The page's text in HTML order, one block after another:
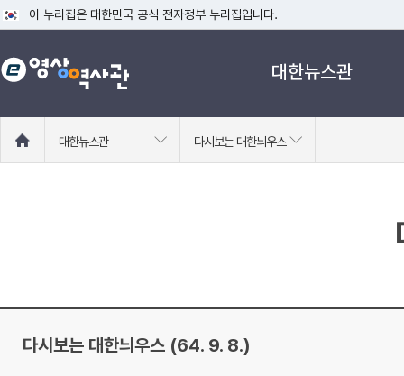
이 누리집은 대한민국 공식 전자정부 누리집입니다.
공식 누리집 주소 확인하기
go.kr 주소를 사용하는 누리집은 대한민국 정부기관이 관리하는 누리집입니
대한뉴스관
로
대한뉴스관 다시보는 대한늬우스
다시보는 대한늬우스 (64. 9. 8.)